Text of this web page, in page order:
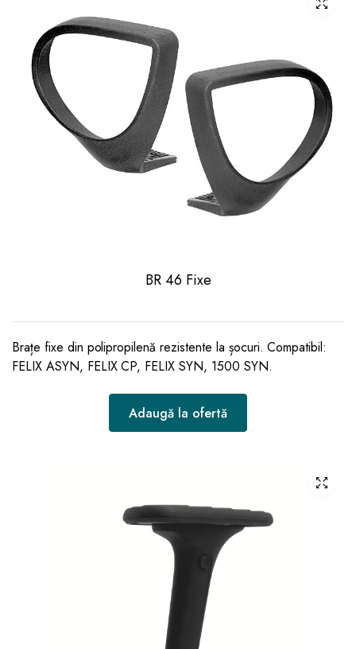
BR 46 Fixe
Brațe fixe din polipropilenă rezistente la șocuri. Compatibil:
FELIX ASYN, FELIX CP, FELIX SYN, 1500 SYN.
Adaugă la ofertă